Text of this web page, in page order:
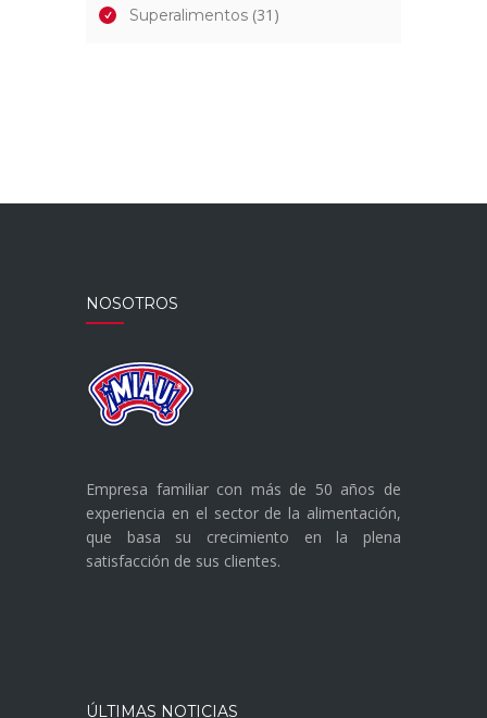
Superalimentos (31)
NOSOTROS
Empresa familiar con más de 50 años de
experiencia en el sector de la alimentación,
que basa su crecimiento en la plena
satisfacción de sus clientes.
ÚLTIMAS NOTICIAS